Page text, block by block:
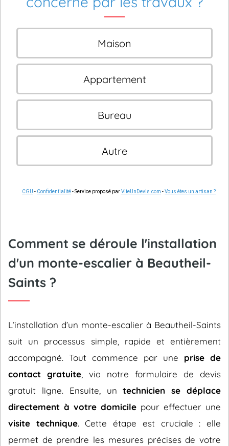
Maison
Appartement
Bureau
Autre
CGU - Confidentialité- Service proposé parViteUnDevis.com -Vous êtes un artisan ?
Comment se déroule l'installation
d'un monte-escalier à Beautheil-
Saints ?
L’installation d’un monte-escalier à Beautheil-Saints
suit un processus simple, rapide et entièrement
accompagné. Tout commence par une prise de
contact gratuite , via notre formulaire de devis
gratuit ligne. Ensuite, untechnicien se déplace
directement à votre domicile pour effectuer une
visite technique. Cette étape est cruciale : elle
permet de prendre les mesures précises de votre